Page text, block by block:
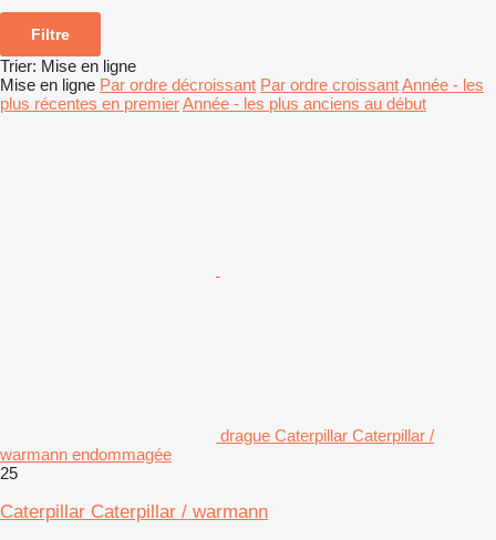
Filtre
Trier: Mise en ligne
Mise en ligne Par ordre décroissant Par ordre croissantAnnée - les
plus récentes en premierAnnée - les plus anciens au début
drague Caterpillar Caterpillar /
warmann endommagée
25
Caterpillar Caterpillar / warmann